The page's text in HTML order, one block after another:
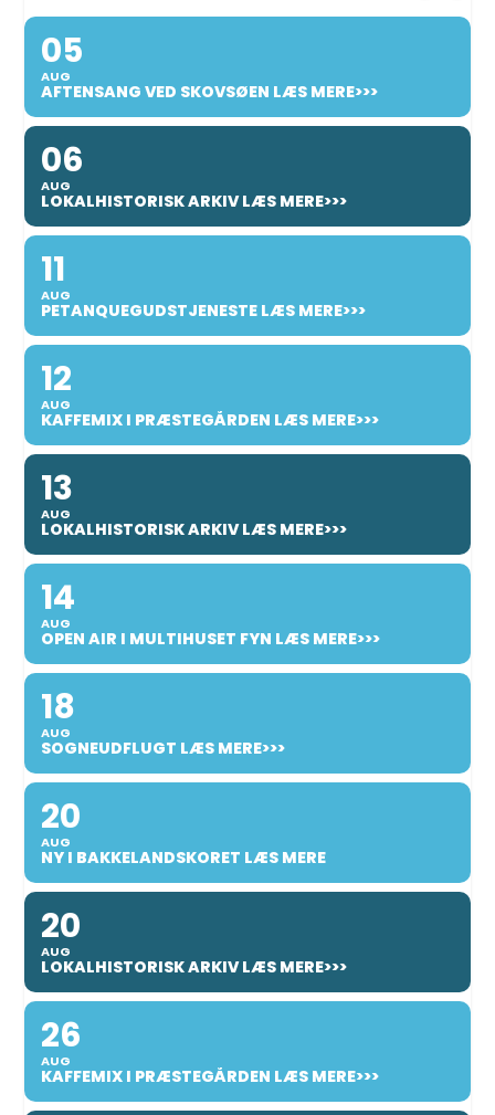
05
AUG
AFTENSANG VED SKOVSØEN LÆS MERE>>>
06
AUG
LOKALHISTORISK ARKIV LÆS MERE>>>
11
AUG
PETANQUEGUDSTJENESTE LÆS MERE>>>
12
AUG
KAFFEMIX I PRÆSTEGÅRDEN LÆS MERE>>>
13
AUG
LOKALHISTORISK ARKIV LÆS MERE>>>
14
AUG
OPEN AIR I MULTIHUSET FYN LÆS MERE>>>
18
AUG
SOGNEUDFLUGT LÆS MERE>>>
20
AUG
NY I BAKKELANDSKORET LÆS MERE
20
AUG
LOKALHISTORISK ARKIV LÆS MERE>>>
26
AUG
KAFFEMIX I PRÆSTEGÅRDEN LÆS MERE>>>